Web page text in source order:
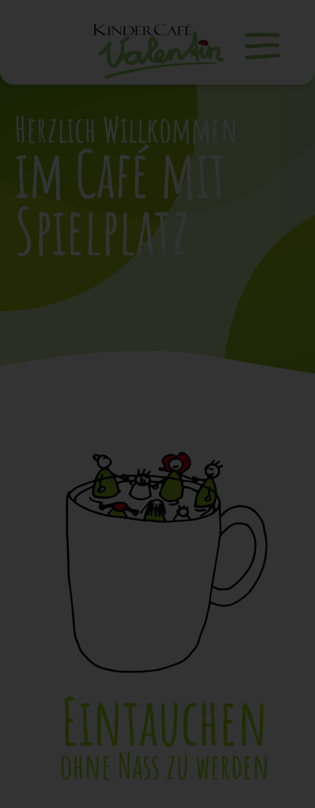
Herzlich Willkommen
im Café mit
Spielplatz
Eintauchen
ohne Nass zu werden